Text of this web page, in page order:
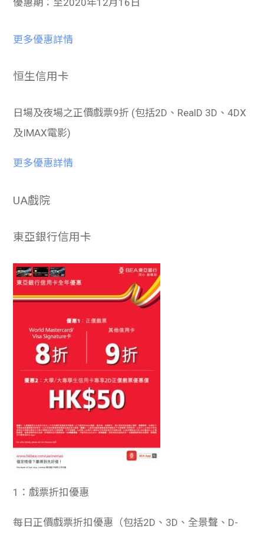
優惠期：至2020年12月16日
更多優惠詳情
恒生信用卡
日場及夜場之正價戲票9折 (包括2D、RealD 3D、4DX
及IMAX電影)
更多優惠詳情
UA戲院
東亞銀行信用卡
1：戲票折扣優惠
每日正價戲票折扣優惠（包括2D、3D、全景聲、D-